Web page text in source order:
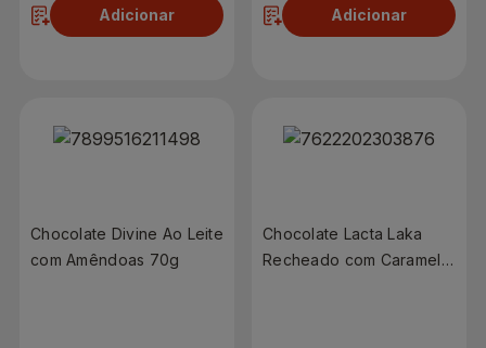
Adicionar Adicionar
Chocolate Divine Ao Leite
com Amêndoas 70g
Chocolate Lacta Laka
Recheado com Caramelo